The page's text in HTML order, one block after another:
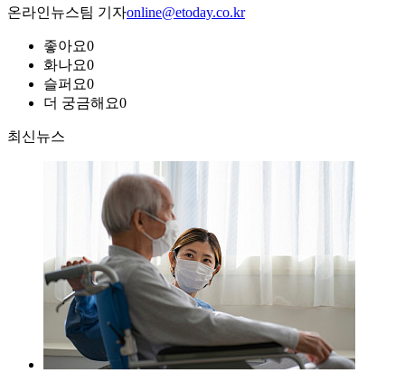
온라인뉴스팀 기자online@etoday.co.kr
좋아요0
화나요0
슬퍼요0
더 궁금해요0
최신뉴스